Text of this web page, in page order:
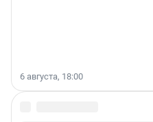
6 августа, 18:00